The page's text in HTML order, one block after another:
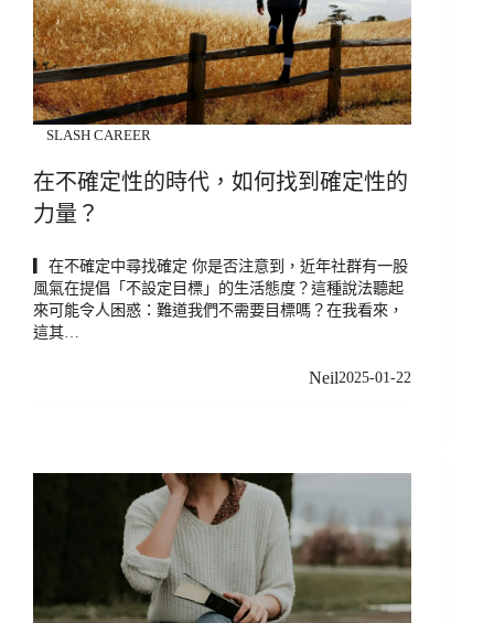
SLASH CAREER
在不確定性的時代，如何找到確定性的
力量？
▎在不確定中尋找確定 你是否注意到，近年社群有一股
風氣在提倡「不設定目標」的生活態度？這種說法聽起
來可能令人困惑：難道我們不需要目標嗎？在我看來，
這其…
Neil2025-01-22